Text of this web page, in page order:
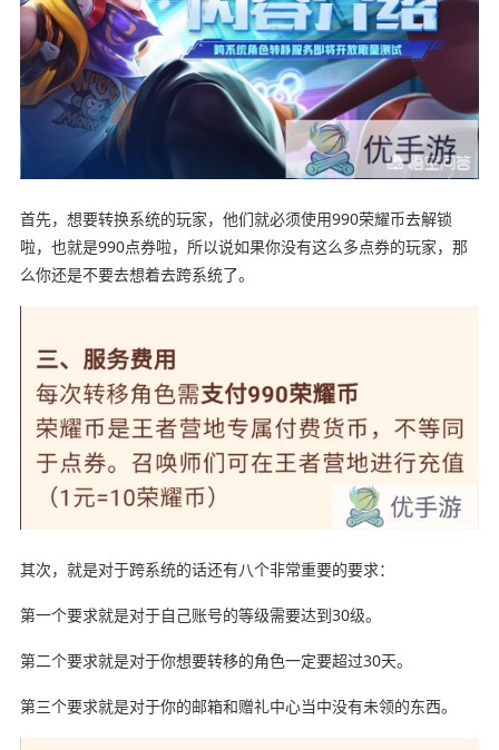
首先，想要转换系统的玩家，他们就必须使用990荣耀币去解锁
啦，也就是990点券啦，所以说如果你没有这么多点券的玩家，那
么你还是不要去想着去跨系统了。
其次，就是对于跨系统的话还有八个非常重要的要求：
第一个要求就是对于自己账号的等级需要达到30级。
第二个要求就是对于你想要转移的角色一定要超过30天。
第三个要求就是对于你的邮箱和赠礼中心当中没有未领的东西。